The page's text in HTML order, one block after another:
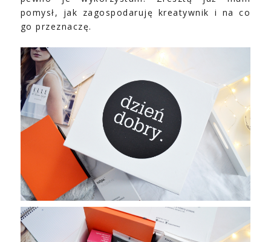
pomysł, jak zagospodaruję kreatywnik i na co
go przeznaczę.